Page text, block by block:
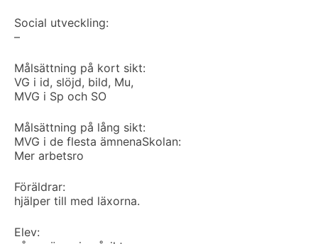
Social utveckling:
–
Målsättning på kort sikt:
VG i id, slöjd, bild, Mu,
MVG i Sp och SO
Målsättning på lång sikt:
MVG i de flesta ämnenaSkolan:
Mer arbetsro
Föräldrar:
hjälper till med läxorna.
Elev: